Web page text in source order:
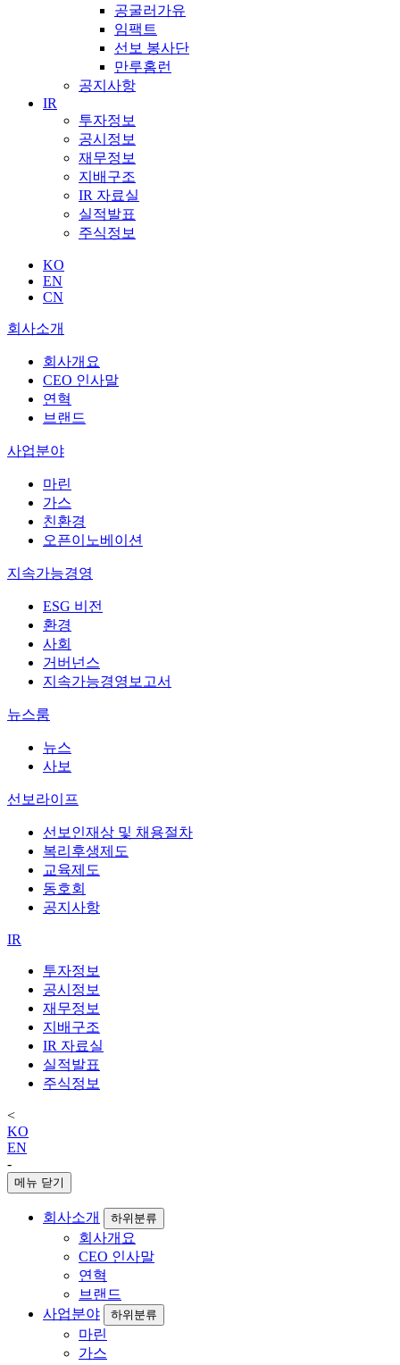
공굴러가유
임팩트
선보 봉사단
만루홈런
공지사항
IR
투자정보
공시정보
재무정보
지배구조
IR 자료실
실적발표
주식정보
KO
EN
CN
회사소개
회사개요
CEO 인사말
연혁
브랜드
사업분야
마린
가스
친환경
오픈이노베이션
지속가능경영
ESG 비전
환경
사회
거버넌스
지속가능경영보고서
뉴스룸
뉴스
사보
선보라이프
선보인재상 및 채용절차
복리후생제도
교육제도
동호회
공지사항
IR
투자정보
공시정보
재무정보
지배구조
IR 자료실
실적발표
주식정보
<
KO
EN
-
메뉴 닫기
회사소개 하위분류
회사개요
CEO 인사말
연혁
브랜드
사업분야
하위분류
마린
가스